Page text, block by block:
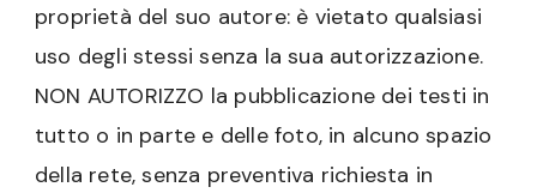
proprietà del suo autore: è vietato qualsiasi
uso degli stessi senza la sua autorizzazione.
NON AUTORIZZO la pubblicazione dei testi in
tutto o in parte e delle foto, in alcuno spazio
della rete, senza preventiva richiesta in